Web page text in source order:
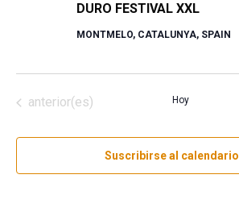
DURO FESTIVAL XXL
MONTMELO, CATALUNYA, SPAIN
Eventos
anterior(es) Hoy
Suscribirse al calendario